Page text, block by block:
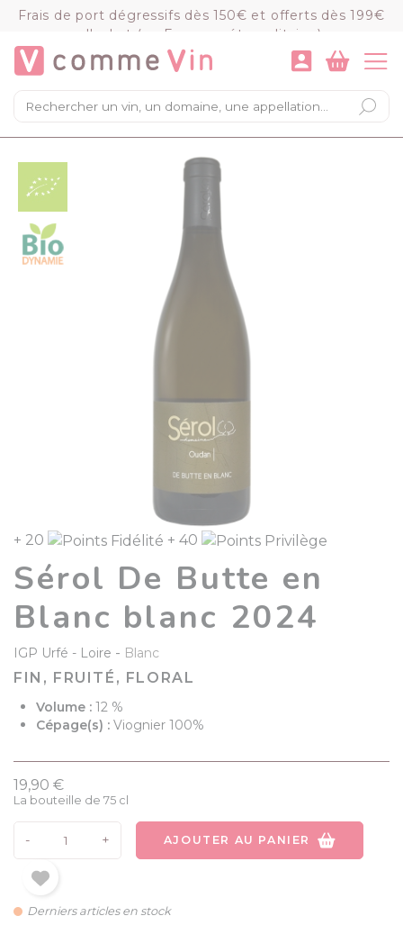
Frais de port dégressifs dès 150€ et offerts dès 199€
d'achat (en France métropolitaine)
×
Mon panier
Chargement du panier...
VOIR LE PANIER COMMANDER
+ 20 + 40
Sérol De Butte en
Blanc blanc 2024
IGP Urfé Loire - Blanc
FIN, FRUITÉ, FLORAL
Volume : 12 %
Cépage(s) : Viognier 100%
19,90 €
La bouteille de 75 cl
- + AJOUTER AU PANIER
Derniers articles en stock
Panneau de gestion des cookies